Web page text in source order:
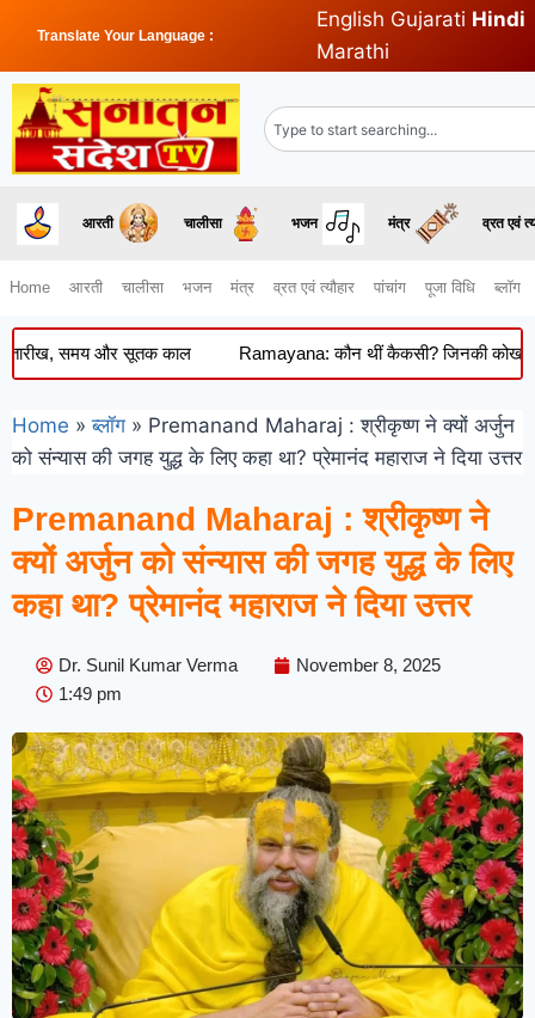
Translate Your Language :
English Gujarati Hindi
Marathi
आरती चालीसा भजन मंत्र व्रत एवं
Home आरती चालीसा भजन मंत्र व्रत एवं त्यौहार पांचांग पूजा विधि ब्लॉग
समय और सूतक काल Ramayana: कौन थीं कैकसी? जिनकी कोख से हुआ था
Home » ब्लॉग » Premanand Maharaj : श्रीकृष्ण ने क्यों अर्जुन
को संन्यास की जगह युद्ध के लिए कहा था? प्रेमानंद महाराज ने दिया उत्तर
Premanand Maharaj : श्रीकृष्ण ने
क्यों अर्जुन को संन्यास की जगह युद्ध के लिए
कहा था? प्रेमानंद महाराज ने दिया उत्तर
Dr. Sunil Kumar Verma
November 8, 2025
1:49 pm